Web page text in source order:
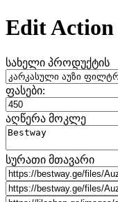
Edit Action
სახელი პროდუქტის
ფასები:
აღწერა მოკლე
სურათი მთავარი